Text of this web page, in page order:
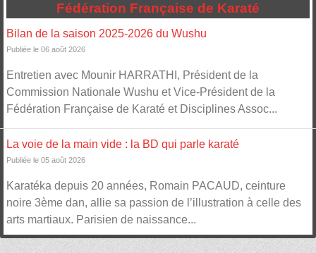
Fédération Française de Karaté
Bilan de la saison 2025-2026 du Wushu
Publiée le 06 août 2026
Entretien avec Mounir HARRATHI, Président de la
Commission Nationale Wushu et Vice-Président de la
Fédération Française de Karaté et Disciplines Assoc...
La voie de la main vide : la BD qui parle karaté
Publiée le 05 août 2026
Karatéka depuis 20 années, Romain PACAUD, ceinture
noire 3ème dan, allie sa passion de l’illustration à celle des
arts martiaux. Parisien de naissance...